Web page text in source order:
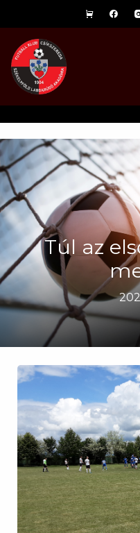
Túl az